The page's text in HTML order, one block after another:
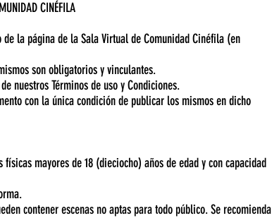
CINÉFILA
la página de la Sala Virtual de Comunidad Cinéfila (en
son obligatorios y vinculantes.
nuestros Términos de uso y Condiciones.
con la única condición de publicar los mismos en dicho
mayores de 18 (dieciocho) años de edad y con capacidad
contener escenas no aptas para todo público. Se recomienda